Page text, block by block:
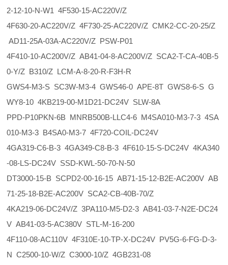
2-12-10-N-W1 4F530-15-AC220V/Z
4F630-20-AC220V/Z 4F730-25-AC220V/Z CMK2-CC-20-25/Z
AD11-25A-03A-AC220V/Z PSW-P01
4F410-10-AC200V/Z AB41-04-8-AC200V/Z SCA2-T-CA-40B-5
0-Y/Z B310/Z LCM-A-8-20-R-F3H-R
GWS4-M3-S SC3W-M3-4 GWS46-0 APE-8T GWS8-6-S G
WY8-10 4KB219-00-M1D21-DC24V SLW-8A
PPD-P10PKN-6B MNRB500B-LLC4-6 M4SA010-M3-7-3 4SA
010-M3-3 B4SA0-M3-7 4F720-COIL-DC24V
4GA319-C6-B-3 4GA349-C8-B-3 4F610-15-S-DC24V 4KA340
-08-LS-DC24V SSD-KWL-50-70-N-50
DT3000-15-B SCPD2-00-16-15 AB71-15-12-B2E-AC200V AB
71-25-18-B2E-AC200V SCA2-CB-40B-70/Z
4KA219-06-DC24V/Z 3PA110-M5-D2-3 AB41-03-7-N2E-DC24
V AB41-03-5-AC380V STL-M-16-200
4F110-08-AC110V 4F310E-10-TP-X-DC24V PV5G-6-FG-D-3-
N C2500-10-W/Z C3000-10/Z 4GB231-08